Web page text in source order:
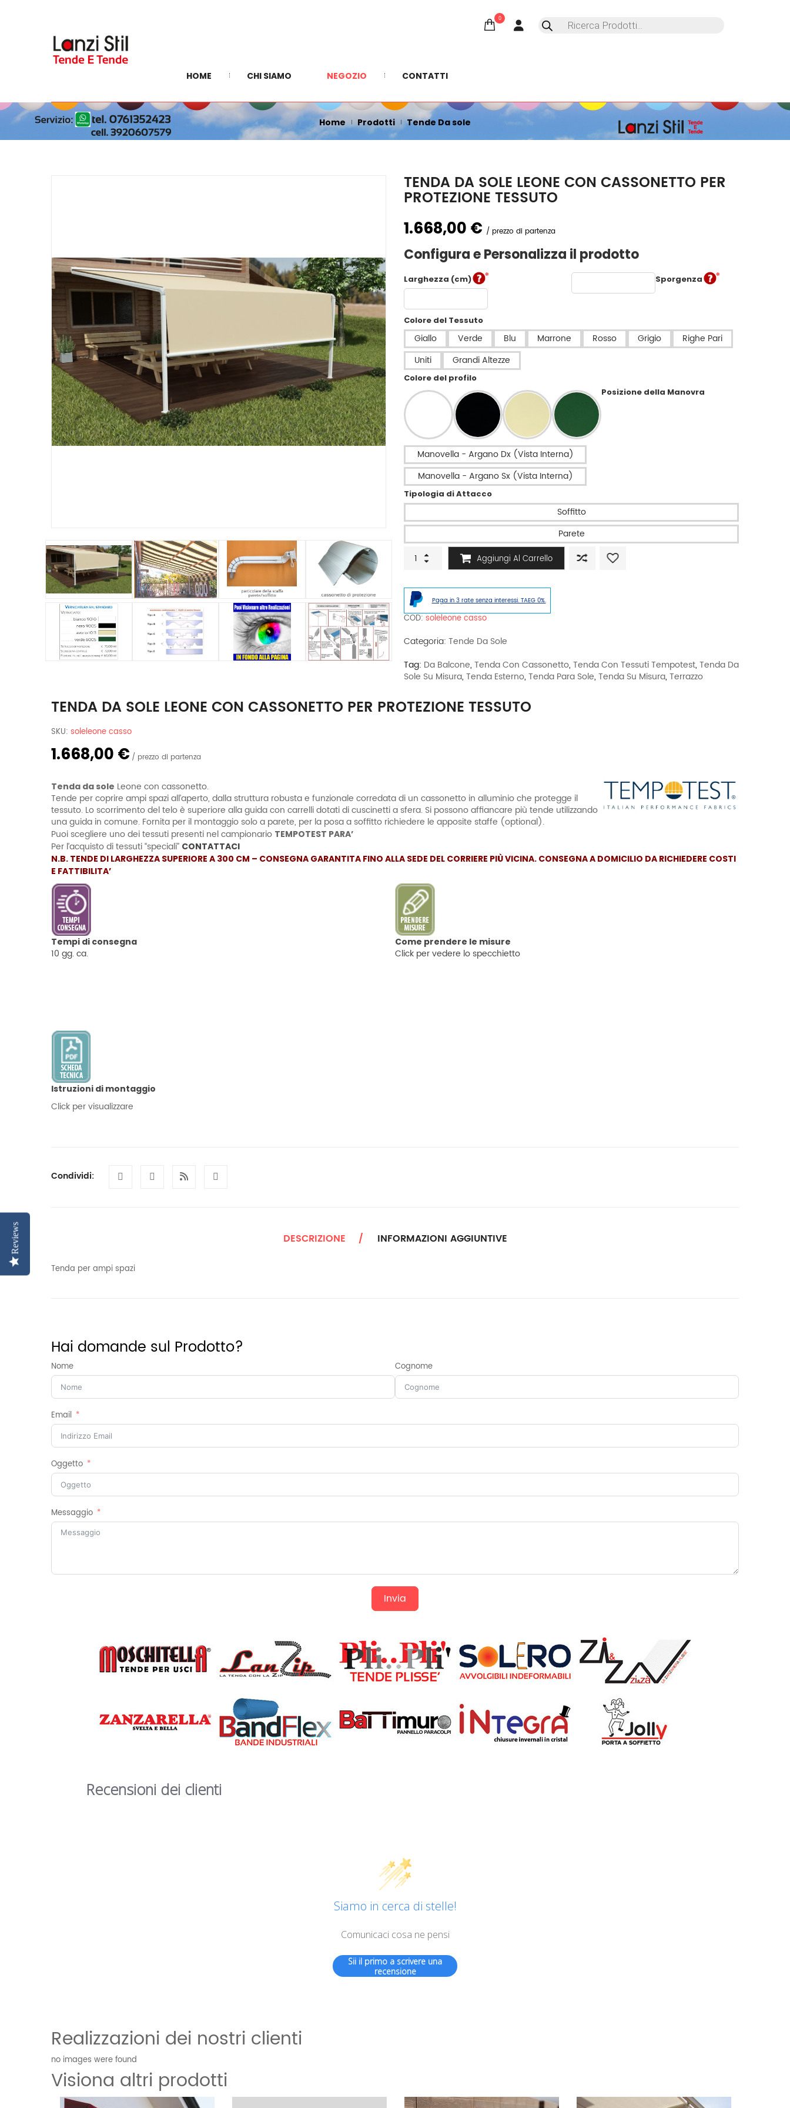
Products
0
HOME CHI SIAMO NEGOZIO CONTATTI
SHOP
Home Prodotti Tende Da sole
TENDA DA SOLE LEONE CON CASSONETTO PER
PROTEZIONE TESSUTO
1.668,00 € prezzo di partenza
Configura e Personalizza il prodotto
Larghezza (cm) Sporgenza
Colore del Tessuto
Giallo Verde Blu Marrone Rosso Grigio
Righe Pari
Uniti
Grandi Altezze
Colore del profilo
Posizione della Manovra
Manovella - Argano Dx (Vista Interna)
Manovella - Argano Sx (Vista Interna)
Tipologia di Attacco
Soffitto
Parete
con
cassonetto
per
tessuto
quantità
Aggiungi Al Carrello
Paga in 3 rate senza interessi. TAEG 0%.
COD: soleleone casso
Categoria: Tende Da Sole
Tag: Da Balcone, Tenda Con Cassonetto, Tenda Con Tessuti Tempotest, Tenda Da
Sole Su Misura, Tenda Esterno, Tenda Para Sole, Tenda Su Misura, Terrazzo
TENDA DA SOLE LEONE CON CASSONETTO PER PROTEZIONE TESSUTO
SKU: soleleone casso
1.668,00 € prezzo di partenza
Tenda da sole Leone con cassonetto.
Tende per coprire ampi spazi all’aperto, dalla struttura robusta e funzionale corredata di un cassonetto in alluminio che protegge il
tessuto. Lo scorrimento del telo è superiore alla guida con carrelli dotati di cuscinetti a sfera. Si possono affiancare più tende utilizzando
una guida in comune. Fornita per il montaggio solo a parete, per la posa a soffitto richiedere le apposite staffe (optional).
Puoi scegliere uno dei tessuti presenti nel campionario TEMPOTEST PARA’
Per l’acquisto di tessuti “speciali” CONTATTACI
N.B. TENDE DI LARGHEZZA SUPERIORE A 300 CM – CONSEGNA GARANTITA FINO ALLA SEDE DEL CORRIERE PIÙ VICINA. CONSEGNA A DOMICILIO DA RICHIEDERE COSTI
E FATTIBILITA’
Tempi di consegna
10 gg. ca.
Come prendere le misure
Click per vedere lo specchietto
Istruzioni di montaggio
Click per visualizzare
Condividi:
DESCRIZIONE INFORMAZIONI AGGIUNTIVE
Tenda per ampi spazi
Hai domande sul Prodotto?
Nome Cognome
Email
Oggetto
Messaggio
Invia
Recensioni dei clienti
Siamo in cerca di stelle!
Comunicaci cosa ne pensi
Sii il primo a scrivere una
recensione
Realizzazioni dei nostri clienti
no images were found
Reviews
Visiona altri prodotti